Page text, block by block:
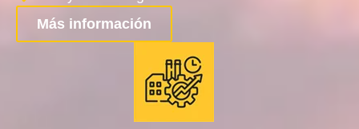
Más información